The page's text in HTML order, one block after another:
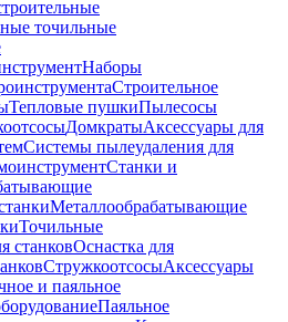
точильные
Наборы
Строительное
Тепловые пушкиПылесосы
ДомкратыАксессуары для
Системы пылеудаления для
Станки и
Металлообрабатывающие
Точильные
станковОснастка для
СтружкоотсосыАксессуары
и паяльное
Паяльное